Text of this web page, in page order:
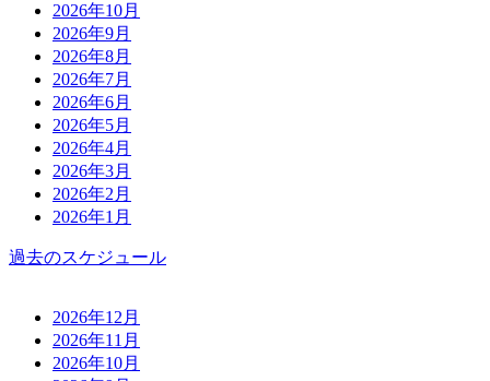
2026年10月
2026年9月
2026年8月
2026年7月
2026年6月
2026年5月
2026年4月
2026年3月
2026年2月
2026年1月
過去のスケジュール
2026年12月
2026年11月
2026年10月